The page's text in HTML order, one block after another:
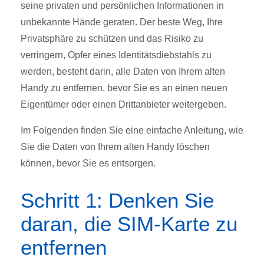
seine privaten und persönlichen Informationen in
unbekannte Hände geraten. Der beste Weg, Ihre
Privatsphäre zu schützen und das Risiko zu
verringern, Opfer eines Identitätsdiebstahls zu
werden, besteht darin, alle Daten von Ihrem alten
Handy zu entfernen, bevor Sie es an einen neuen
Eigentümer oder einen Drittanbieter weitergeben.
Im Folgenden finden Sie eine einfache Anleitung, wie
Sie die Daten von Ihrem alten Handy löschen
können, bevor Sie es entsorgen.
Schritt 1: Denken Sie
daran, die SIM-Karte zu
entfernen